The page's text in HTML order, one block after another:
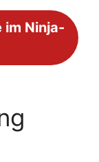
im Ninja-